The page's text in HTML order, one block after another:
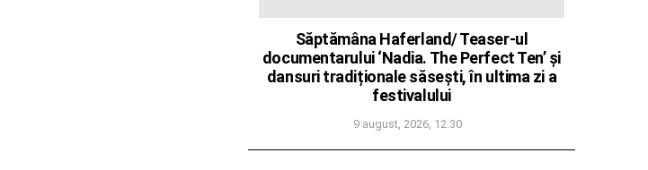
Săptămâna Haferland/ Teaser-ul
documentarului ‘Nadia. The Perfect Ten’ și
dansuri tradiționale săsești, în ultima zi a
festivalului
9 august, 2026, 12:30